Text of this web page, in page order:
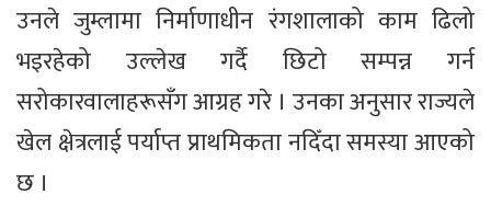
उनले जुम्लामा निर्माणाधीन रंगशालाको काम ढिलो
भइरहेको उल्लेख गर्दै छिटो सम्पन्न गर्न
सरोकारवालाहरूसँग आग्रह गरे । उनका अनुसार राज्यले
खेल क्षेत्रलाई पर्याप्त प्राथमिकता नदिँदा समस्या आएको
छ ।